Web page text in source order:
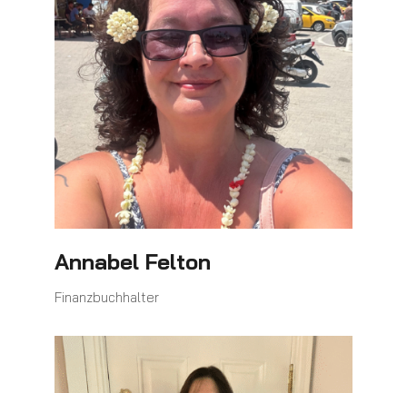
Annabel Felton
Finanzbuchhalter